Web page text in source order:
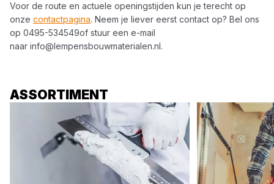
Voor de route en actuele openingstijden kun je terecht op
onze contactpagina. Neem je liever eerst contact op? Bel ons
op 0495-534549of stuur een e-mail
naar info@lempensbouwmaterialen.nl.
ASSORTIMENT